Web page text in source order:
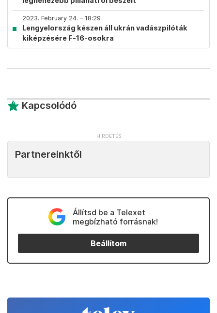
2023. February 24. – 18:29
Lengyelország készen áll ukrán vadászpilóták
kiképzésére F-16-osokra
Kapcsolódó
Partnereinktől
Állítsd be a Telexet
megbízható forrásnak!
Beállítom